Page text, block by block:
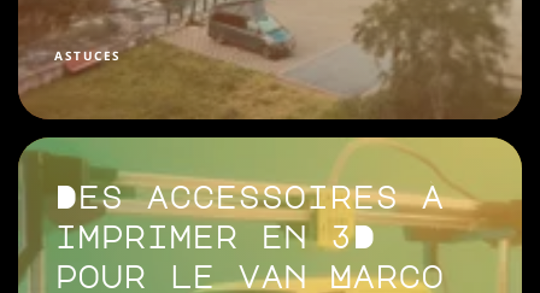
ASTUCES
Des accessoires à
imprimer en 3D
pour le van Marco